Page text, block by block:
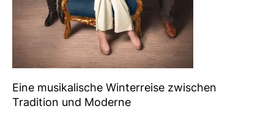
Eine musikalische Winterreise zwischen
Tradition und Moderne